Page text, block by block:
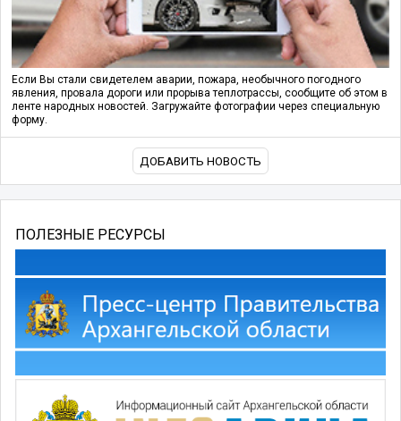
Если Вы стали свидетелем аварии, пожара, необычного погодного
явления, провала дороги или прорыва теплотрассы, сообщите об этом в
ленте народных новостей. Загружайте фотографии через специальную
форму.
ДОБАВИТЬ НОВОСТЬ
ПОЛЕЗНЫЕ РЕСУРСЫ